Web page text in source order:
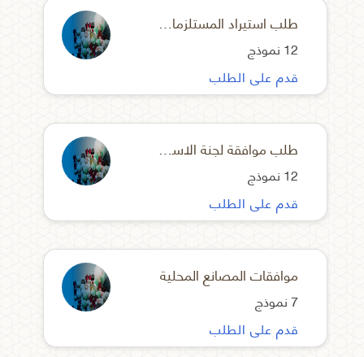
قدم على الطلب
طلب استيراد المستلزمات غير المعقمة
12 نموذج
قدم على الطلب
طلب موافقة لجنة الاستيراد
12 نموذج
قدم على الطلب
موافقات المصانع المحلية
7 نموذج